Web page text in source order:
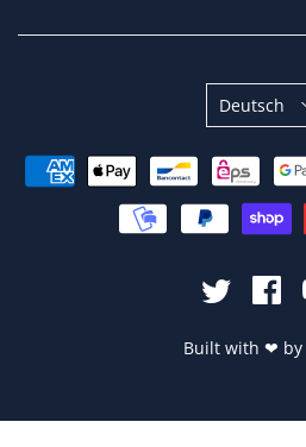
Built with ❤ by
Sprache
Deutsch